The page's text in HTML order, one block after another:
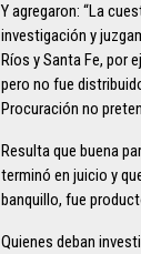
Y agregaron: “La
investigación y
Ríos y Santa Fe, por
pero no fue
Procuración no
Resulta que buena
terminó en juicio y
banquillo, fue
Quienes deban